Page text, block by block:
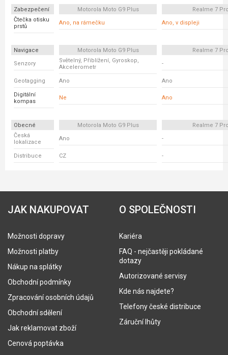
Zabezpečení Motorola Moto G9 Plus
Realme 7
Čtečka otisku
prstů
Ano, na rámečku Ano, v displeji
Navigace Motorola Moto G9 Plus
Realme 7
Senzory
Světelný, Přiblížení, Gyroskop,
Akcelerometr
-
Geotagging Ano Ano
Digitální
kompas
Ne Ano
Obecné Motorola Moto G9 Plus
Realme 7
Česká
lokalizace
Ano -
Distribuce CZ -
JAK NAKUPOVAT
Možnosti dopravy
Možnosti platby
Nákup na splátky
Obchodní podmínky
Zpracování osobních údajů
Obchodní sdělení
Jak reklamovat zboží
Cenová poptávka
O SPOLEČNOSTI
Kariéra
FAQ - nejčastěji pokládané
dotazy
Autorizované servisy
Kde nás najdete?
Telefony české distribuce
Záruční lhůty